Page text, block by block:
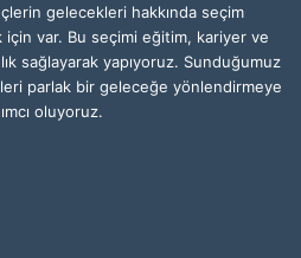
gelecekleri hakkında seçim
için var. Bu seçimi eğitim, kariyer ve
sağlayarak yapıyoruz. Sunduğumuz
parlak bir geleceğe yönlendirmeye
oluyoruz.